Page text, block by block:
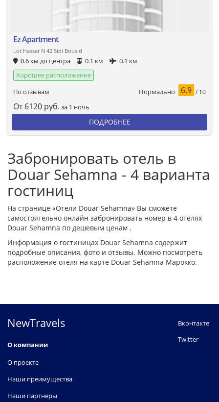
Ez Apartment
Lot Hassar N 42 Sidi Bousid
0.6 км до центра 0.1 км
0.1 км
Хорошее расположение
По отзывам
Нормально 6.9 / 10
От 6120 руб. за 1 ночь
ПОДРОБНЕЕ
Забронировать отель в
Douar Sehamna - 4 варианта
гостиниц
На странице «Отели Douar Sehamna» Вы сможете
самостоятельно онлайн забронировать номер в 4 отелях
Douar Sehamna по дешевым ценам .
Информация о гостиницах Douar Sehamna содержит
подробные описания, фото и отзывы. Можно посмотреть
расположение отеля на карте Douar Sehamna Марокко.
NewTravels
О компании
О проекте
Наши преимущества
Наши партнеры
Вконтакте
Twitter